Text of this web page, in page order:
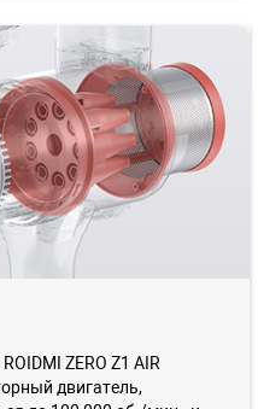
ZERO Z1 AIR
двигатель,